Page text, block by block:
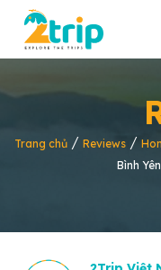
Trang chủ/ Reviews/
Bình